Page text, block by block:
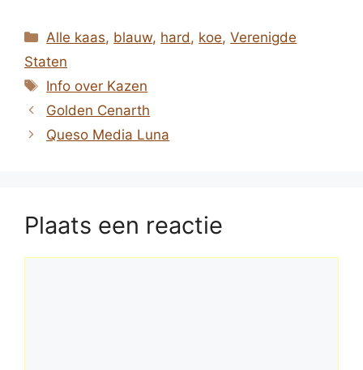
Categorieën
Alle kaas, blauw, hard, koe,Verenigde
Staten
Tags
Info over Kazen
Golden Cenarth
Queso Media Luna
Plaats een reactie